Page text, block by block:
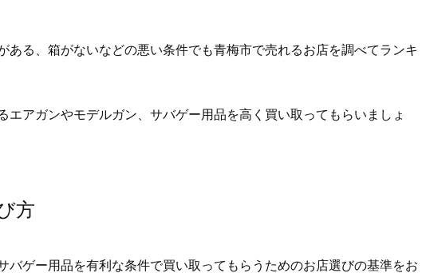
ある、箱がないなどの悪い条件でも青梅市で売れるお店を調べてランキ
エアガンやモデルガン、サバゲー用品を高く買い取ってもらいましょ
方
バゲー用品を有利な条件で買い取ってもらうためのお店選びの基準をお